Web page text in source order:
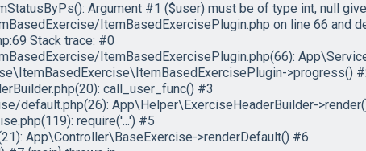
Argument #1 ($user) must be of type int, null
ItemBasedExercisePlugin.php on line 66 and
Stack trace: #0
ItemBasedExercisePlugin.php(66):
>progress()
call_user_func() #3
default.php(26): App\Helper\ExerciseHeaderBuilder-
require('...') #5
App\Controller\BaseExercise->renderDefault() #6